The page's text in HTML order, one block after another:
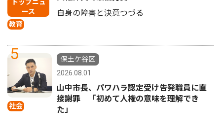
トップニュ
ース
教育
自身の障害と決意つづる
5
社会
保土ケ谷区
2026.08.01
山中市長、パワハラ認定受け告発職員に直
接謝罪 「初めて人権の意味を理解でき
た」